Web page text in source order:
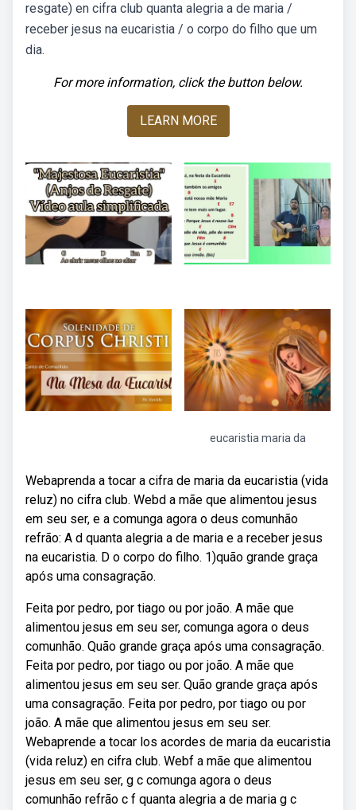
resgate) en cifra club quanta alegria a de maria /
receber jesus na eucaristia / o corpo do filho que um
dia.
For more information, click the button below.
LEARN MORE
eucaristia maria da
Webaprenda a tocar a cifra de maria da eucaristia (vida
reluz) no cifra club. Webd a mãe que alimentou jesus
em seu ser, e a comunga agora o deus comunhão
refrão: A d quanta alegria a de maria e a receber jesus
na eucaristia. D o corpo do filho. 1)quão grande graça
após uma consagração.
Feita por pedro, por tiago ou por joão. A mãe que
alimentou jesus em seu ser, comunga agora o deus
comunhão. Quão grande graça após uma consagração.
Feita por pedro, por tiago ou por joão. A mãe que
alimentou jesus em seu ser. Quão grande graça após
uma consagração. Feita por pedro, por tiago ou por
joão. A mãe que alimentou jesus em seu ser.
Webaprende a tocar los acordes de maria da eucaristia
(vida reluz) en cifra club. Webf a mãe que alimentou
jesus em seu ser, g c comunga agora o deus
comunhão refrão c f quanta alegria a de maria g c